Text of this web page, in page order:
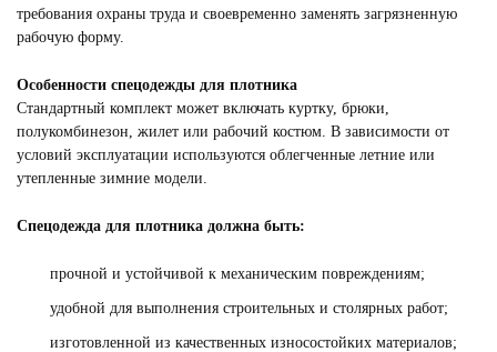
СПЕЦОДЕЖДА ДЛЯ ИТР
требования охраны труда и своевременно заменять загрязненную
рабочую форму.
Особенности спецодежды для плотника
Стандартный комплект может включать куртку, брюки,
полукомбинезон, жилет или рабочий костюм. В зависимости от
условий эксплуатации используются облегченные летние или
утепленные зимние модели.
Спецодежда для плотника должна быть:
прочной и устойчивой к механическим повреждениям;
удобной для выполнения строительных и столярных работ;
изготовленной из качественных износостойких материалов;